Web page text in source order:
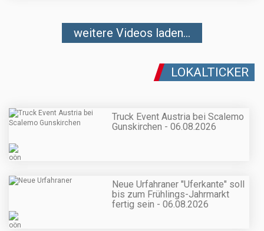
weitere Videos laden...
LOKALTICKER
Truck Event Austria bei Scalemo
Gunskirchen - 06.08.2026
Neue Urfahraner "Uferkante" soll
bis zum Frühlings-Jahrmarkt
fertig sein - 06.08.2026